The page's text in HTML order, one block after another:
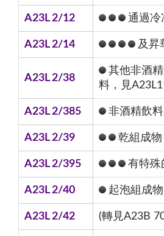
A23L 2/12 通過冷
A23L 2/14 及昇
A23L 2/38
其他非酒
料，見
A23L 2/385 非酒精飲
A23L 2/39 乾組成物
A23L 2/395 有特殊
A23L 2/40 起泡組成物
A23L 2/42 (轉見A23B